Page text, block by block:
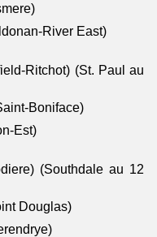
River East)
Ritchot) (St. Paul au
Boniface)
Est)
(Southdale au 12
Douglas)